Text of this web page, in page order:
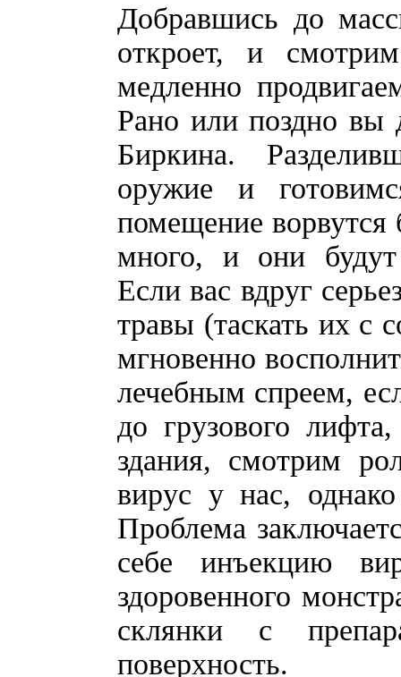
Добравшись до
откроет, и
медленно
Рано или поздно вы
Биркина.
оружие и
помещение ворвутся
много, и они будут
Если вас вдруг
травы (таскать их с
мгновенно
лечебным спреем,
до грузового
здания, смотрим
вирус у нас,
Проблема
себе инъекцию
здоровенного
склянки с
поверхность.